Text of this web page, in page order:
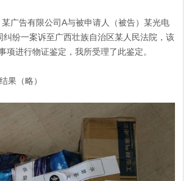
广告有限公司A与被申请人（被告）某光电
纠纷一案诉至广西壮族自治区某人民法院，该
项进行物证鉴定，我所受理了此鉴定。
果（略）